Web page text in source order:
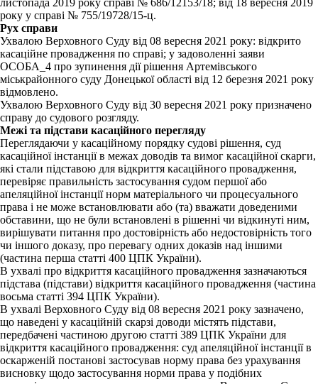
року у справі № 755/19728/15-ц.
Рух справи
Ухвалою Верховного Суду від 08 вересня 2021 року: відкрито
касаційне провадження по справі; у задоволенні заяви
ОСОБА_4 про зупинення дії рішення Артемівського
міськрайонного суду Донецької області від 12 березня 2021 року
відмовлено.
Ухвалою Верховного Суду від 30 вересня 2021 року призначено
справу до судового розгляду.
Межі та підстави касаційного перегляду
Переглядаючи у касаційному порядку судові рішення, суд
касаційної інстанції в межах доводів та вимог касаційної скарги,
які стали підставою для відкриття касаційного провадження,
перевіряє правильність застосування судом першої або
апеляційної інстанції норм матеріального чи процесуального
права і не може встановлювати або (та) вважати доведеними
обставини, що не були встановлені в рішенні чи відкинуті ним,
вирішувати питання про достовірність або недостовірність того
чи іншого доказу, про перевагу одних доказів над іншими
(частина перша статті 400 ЦПК України).
В ухвалі про відкриття касаційного провадження зазначаються
підстава (підстави) відкриття касаційного провадження (частина
восьма статті 394 ЦПК України).
В ухвалі Верховного Суду від 08 вересня 2021 року зазначено,
що наведені у касаційній скарзі доводи містять підстави,
передбачені частиною другою статті 389 ЦПК України для
відкриття касаційного провадження: суд апеляційної інстанції в
оскарженій постанові застосував норму права без урахування
висновку щодо застосування норми права у подібних